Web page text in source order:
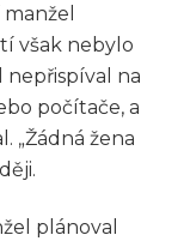
však nebylo
nepřispíval na
počítače, a
„Žádná žena
plánoval